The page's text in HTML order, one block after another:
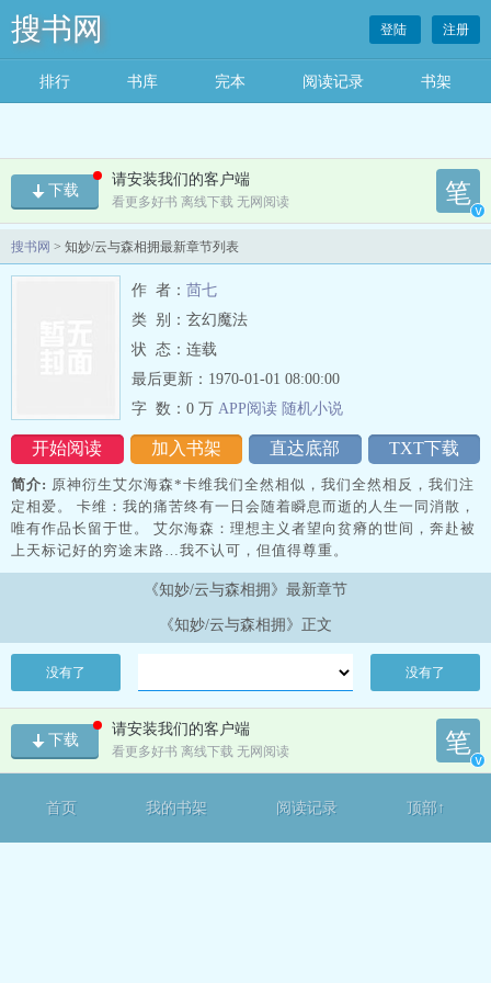
搜书网 登陆 注册
排行 书库 完本 阅读记录 书架
下载
请安装我们的客户端
看更多好书 离线下载 无网阅读 笔
v
搜书网 > 知妙/云与森相拥最新章节列表
作 者： 茴七
类 别：玄幻魔法
状 态：连载
开始阅读 加入书架 直达底部 TXT下载
最后更新：1970-01-01 08:00:00
字 数： 0 万 APP阅读 随机小说
简介: 原神衍生艾尔海森*卡维我们全然相似，我们全然相反，我们注
定相爱。 卡维：我的痛苦终有一日会随着瞬息而逝的人生一同消散，
唯有作品长留于世。 艾尔海森：理想主义者望向贫瘠的世间，奔赴被
上天标记好的穷途末路…我不认可，但值得尊重。
《知妙/云与森相拥》最新章节
《知妙/云与森相拥》正文
没有了 没有了
下载
请安装我们的客户端
看更多好书 离线下载 无网阅读 笔
v
首页 我的书架 阅读记录 顶部↑